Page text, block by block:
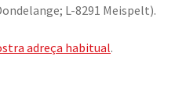
L-8291 Meispelt).
adreça habitual.